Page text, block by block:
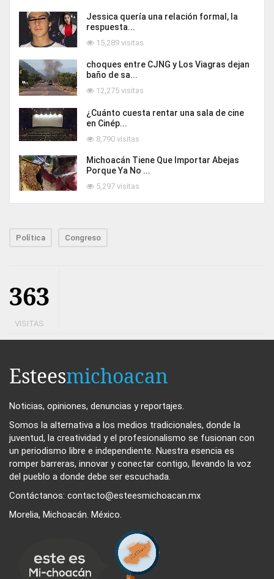
Jessica quería una relación formal, la
respuesta...
15,289 visitas
choques entre CJNG y Los Viagras dejan
baño de sa...
12,275 visitas
¿Cuánto cuesta rentar una sala de cine
en Cinép...
8,790 visitas
Michoacán Tiene Que Importar Abejas
Porque Ya No ...
5,297 visitas
Política Congreso
363
VISITAS
Esteesmichoacan
Noticias, opiniones, denuncias y reportajes.
Somos la alternativa a los medios tradicionales, donde la
juventud, la creatividad y el profesionalismo se fusionan con
un periodismo libre e independiente. Nuestra esencia es
romper barreras, innovar y conectar contigo, llevando la voz
del pueblo a donde debe ser escuchada.
Contáctanos: contacto@esteesmichoacan.mx
Morelia, Michoacán. México.